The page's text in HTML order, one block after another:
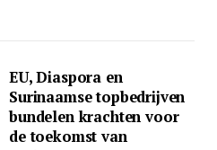
EU, Diaspora en
Surinaamse topbedrijven
bundelen krachten voor
de toekomst van